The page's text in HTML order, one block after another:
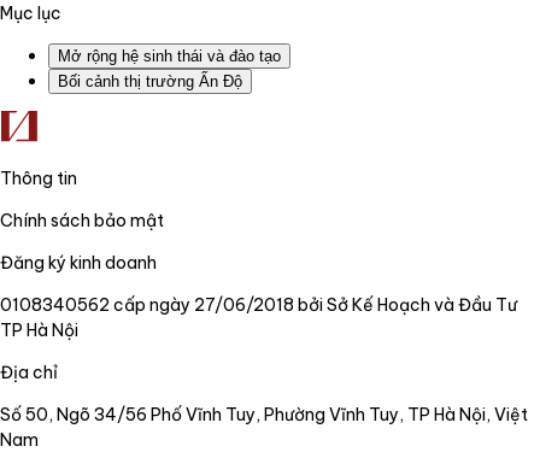
Mục lục
Mở rộng hệ sinh thái và đào tạo
Bối cảnh thị trường Ấn Độ
Thông tin
Chính sách bảo mật
Đăng ký kinh doanh
0108340562 cấp ngày 27/06/2018 bởi Sở Kế Hoạch và Đầu Tư
TP Hà Nội
Địa chỉ
Số 50, Ngõ 34/56 Phố Vĩnh Tuy, Phường Vĩnh Tuy, TP Hà Nội, Việt
Nam